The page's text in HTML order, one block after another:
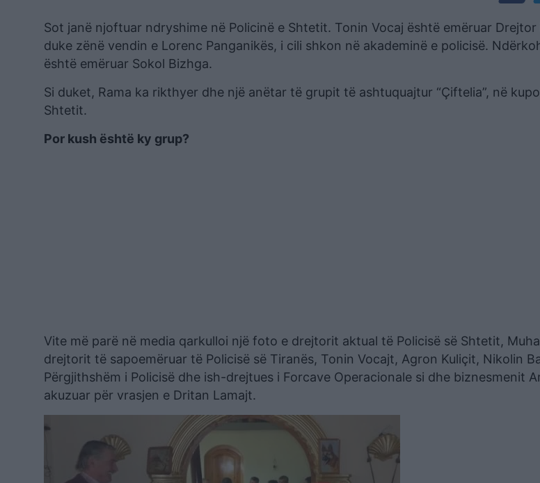
Sot janë njoftuar ndryshime në Policinë e Shtetit. Tonin Vocaj është emëruar Drejtor
duke zënë vendin e Lorenc Panganikës, i cili shkon në akademinë e policisë.
është emëruar Sokol Bizhga.
Si duket, Rama ka rikthyer dhe një anëtar të grupit të ashtuquajtur “Çiftelia”, në
Shtetit.
Por kush është ky grup?
Vite më parë në media qarkulloi një foto e drejtorit aktual të Policisë së Shtetit,
drejtorit të sapoemëruar të Policisë së Tiranës, Tonin Vocajt, Agron Kuliçit, Nikolin
Përgjithshëm i Policisë dhe ish-drejtues i Forcave Operacionale si dhe biznesmenit
akuzuar për vrasjen e Dritan Lamajt.